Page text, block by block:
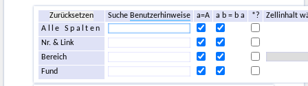
Zurücksetzen SucheBenutzerhinweise a=A a b = b a *?
Zellinhalt
Alle Spalten
Nr. & Link
Bereich
Fund